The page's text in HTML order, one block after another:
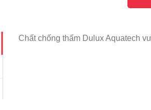
Chất chống thấm Dulux Aquatech